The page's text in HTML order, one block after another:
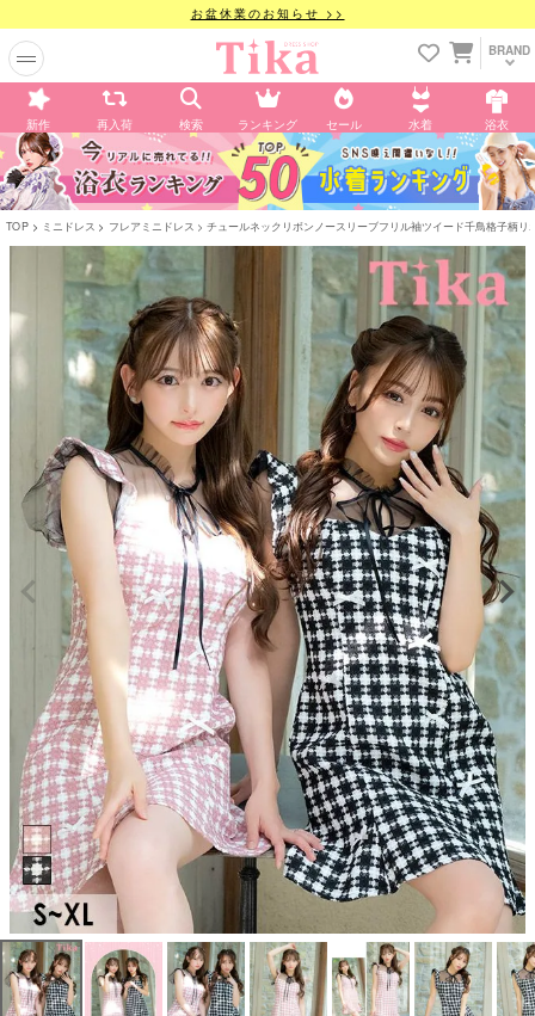
お盆休業のお知らせ >>
BRAND
新作 再入荷 検索 ランキング セール 水着 浴衣
TOP ミニドレス フレアミニドレス チュールネックリボンノースリーブフリル袖ツイード千鳥格子柄